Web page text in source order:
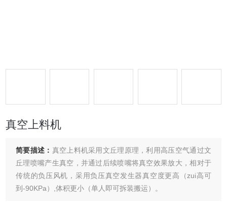
真空上料机
简要描述： 真空上料机采用文丘理原理，利用高压空气通过文
丘理喷嘴产生真空，并通过后续喷嘴将真空效果放大，相对于
传统的负压风机，采用负压真空发生器真空度更高（zui高可
到-90KPa）,体积更小（单人即可拆装搬运）。